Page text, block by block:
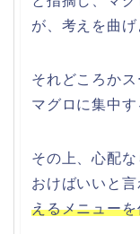
が、考えを曲げ
それどころか
マグロに集中す
その上、心配
おけばいいと
えるメニュー